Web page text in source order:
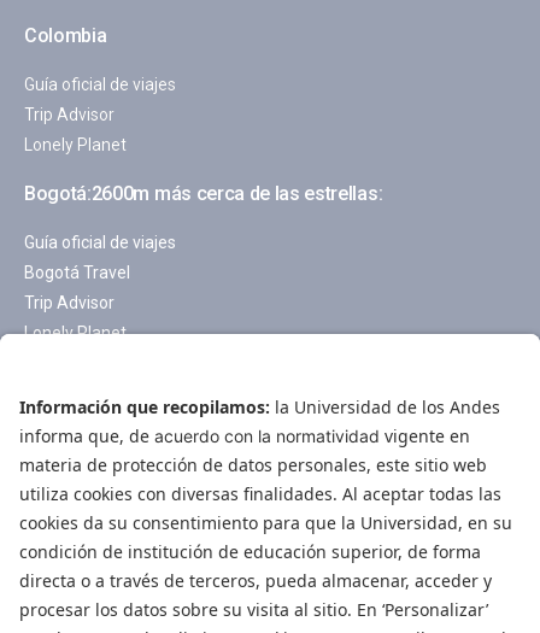
Colombia
Guía oficial de viajes
Trip Advisor
Lonely Planet
Bogotá:2600m más cerca de las estrellas:
Guía oficial de viajes
Bogotá Travel
Trip Advisor
Lonely Planet